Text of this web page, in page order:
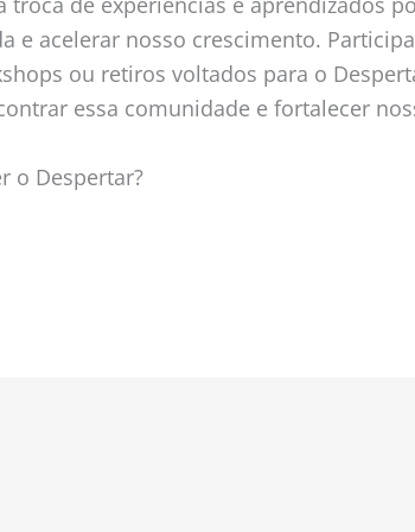
e acelerar nosso crescimento.
ou retiros voltados para o
essa comunidade e fortalecer
o Despertar?